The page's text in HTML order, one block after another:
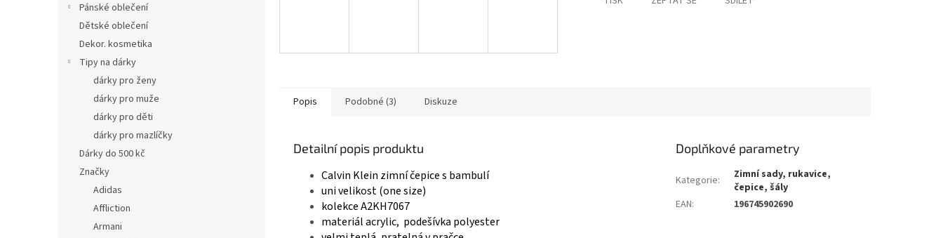
Pánské oblečení
Dětské oblečení
Dekor. kosmetika
Tipy na dárky
dárky pro ženy
dárky pro muže
dárky pro děti
dárky pro mazlíčky
Dárky do 500 kč
Značky
Adidas
Affliction
Armani
Popis Podobné (3) Diskuze
Detailní popis produktu
Calvin Klein zimní čepice s bambulí
uni velikost (one size)
kolekce A2KH7067
materiál acrylic, podešívka polyester
Doplňkové parametry
Kategorie:
Zimní sady, rukavice,
čepice, šály
EAN: 196745902690